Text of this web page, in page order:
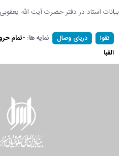
بیانات استاد در دفتر حضرت آیت الله یعقوبی-
تقوا دریای وصال نمایه ها: -تمام
الفبا